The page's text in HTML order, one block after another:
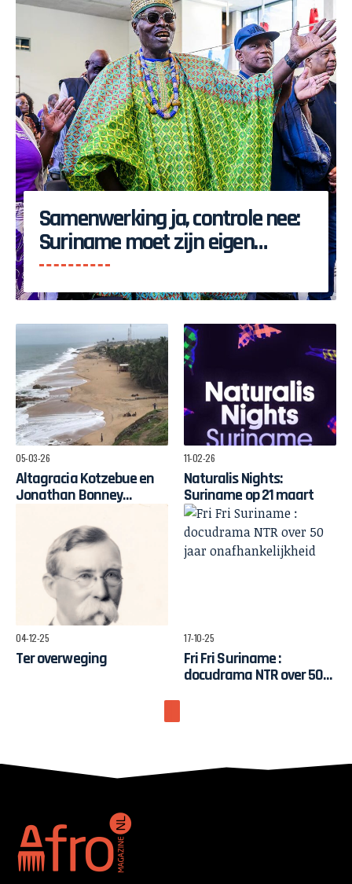
Samenwerking ja, controle nee:
Suriname moet zijn eigen
ontwikkeling bepalen
05-03-26
Altagracia Kotzebue en
Jonathan Bonney
maakten documentaire
over Keti Koti-
pelgrimstocht naar
Ghana
11-02-26
Naturalis Nights:
Suriname op 21 maart
04-12-25
Ter overweging
17-10-25
Fri Fri Suriname :
docudrama NTR over 50